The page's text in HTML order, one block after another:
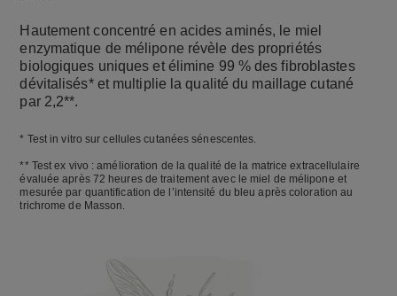
Hautement concentré en acides aminés, le miel
enzymatique de mélipone révèle des propriétés
biologiques uniques et élimine 99 % des fibroblastes
dévitalisés* et multiplie la qualité du maillage cutané
par 2,2**.
* Test in vitro sur cellules cutanées sénescentes.
** Test ex vivo : amélioration de la qualité de la matrice extracellulaire
évaluée après 72 heures de traitement avec le miel de mélipone et
mesurée par quantification de l’intensité du bleu après coloration au
trichrome de Masson.